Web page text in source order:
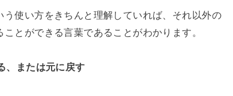
使い方をきちんと理解していれば、それ以外の
とができる言葉であることがわかります。
、または元に戻す